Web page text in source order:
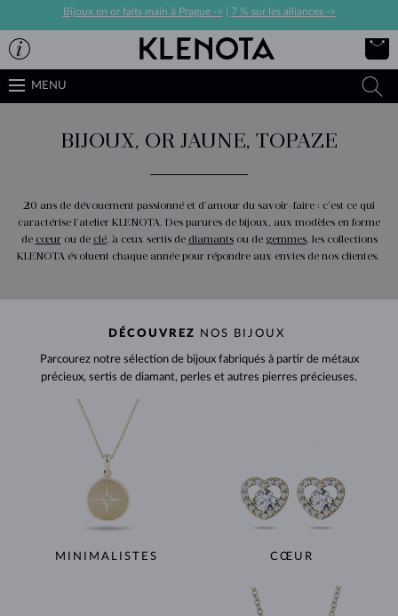
Bijoux en or faits main à Prague -> 7 % sur les alliances ->
MENU
BIJOUX, OR JAUNE, TOPAZE
20 ans de dévouement passionné et d’amour du savoir-faire : c’est ce qui
caractérise l’atelier KLENOTA. Des parures de bijoux, aux modèles en forme
de cœurou de clé, à ceux sertis de diamantsou de gemmes, les collections
KLENOTA évoluent chaque année pour répondre aux envies de nos clientes.
DÉCOUVREZ NOS BIJOUX
Parcourez notre sélection de bijoux fabriqués à partir de métaux
précieux, sertis de diamant, perles et autres pierres précieuses.
MINIMALISTES CŒUR